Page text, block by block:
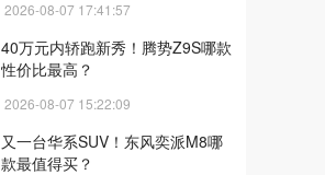
2026-08-07 17:41:57
40万元内轿跑新秀！腾势Z9S哪款
性价比最高？
2026-08-07 15:22:09
又一台华系SUV！东风奕派M8哪
款最值得买？